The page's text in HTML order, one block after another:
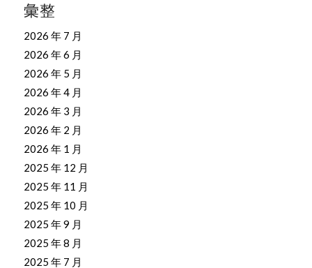
彙整
2026 年 7 月
2026 年 6 月
2026 年 5 月
2026 年 4 月
2026 年 3 月
2026 年 2 月
2026 年 1 月
2025 年 12 月
2025 年 11 月
2025 年 10 月
2025 年 9 月
2025 年 8 月
2025 年 7 月